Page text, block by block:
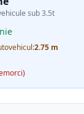
sub 3.5t
2.75 m